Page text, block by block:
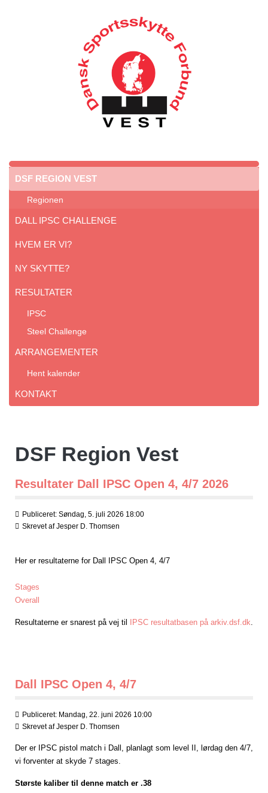
DSF REGION VEST
Regionen
DALL IPSC CHALLENGE
HVEM ER VI?
NY SKYTTE?
RESULTATER
IPSC
Steel Challenge
ARRANGEMENTER
Hent kalender
KONTAKT
DSF Region Vest
Resultater Dall IPSC Open 4, 4/7 2026
Publiceret: Søndag, 5. juli 2026 18:00
Skrevet afJesper D. Thomsen
Her er resultaterne for Dall IPSC Open 4, 4/7
Stages
Overall
Resultaterne er snarest på vej til IPSC resultatbasen på arkiv.dsf.dk.
Dall IPSC Open 4, 4/7
Publiceret: Mandag, 22. juni 2026 10:00
Skrevet afJesper D. Thomsen
Der er IPSC pistol match i Dall, planlagt som level II, lørdag den 4/7,
vi forventer at skyde 7 stages.
Største kaliber til denne match er .38